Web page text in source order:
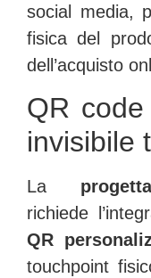
social media,
fisica del
dell’acquisto
QR
invisibile
La
richiede
QR
touchpoint